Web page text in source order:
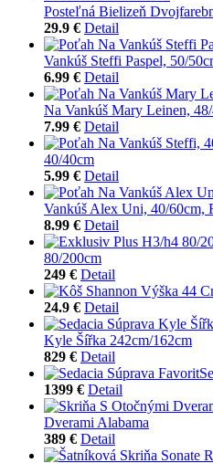
Posteľná Bielizeň
29.9 € Detail
Vankúš Steffi Paspel, 50/
6.99 € Detail
Na Vankúš Mary Leinen,
7.99 € Detail
40/40cm
5.99 € Detail
Vankúš Alex Uni, 40/60cm,
8.99 € Detail
80/200cm
249 € Detail
24.9 € Detail
Kyle Šířka 242cm/162cm
829 € Detail
1399 € Detail
Dverami Alabama
389 € Detail